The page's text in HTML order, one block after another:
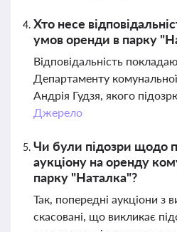
Хто несе
умов оренди в парку
Відповідальність
Департаменту
Андрія Гудзя, якого
Джерело
Чи були підозри щодо
аукціону на оренду
парку "Наталка"?
Так, попередні аукціони з
скасовані, що викликає